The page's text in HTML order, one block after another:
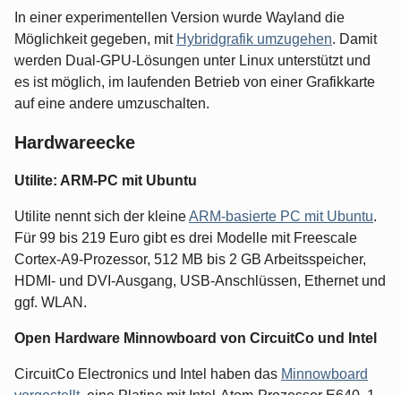
In einer experimentellen Version wurde Wayland die
Möglichkeit gegeben, mit Hybridgrafik umzugehen. Damit
werden Dual-GPU-Lösungen unter Linux unterstützt und
es ist möglich, im laufenden Betrieb von einer Grafikkarte
auf eine andere umzuschalten.
Hardwareecke
Utilite: ARM-PC mit Ubuntu
Utilite nennt sich der kleineARM-basierte PC mit Ubuntu.
Für 99 bis 219 Euro gibt es drei Modelle mit Freescale
Cortex-A9-Prozessor, 512 MB bis 2 GB Arbeitsspeicher,
HDMI- und DVI-Ausgang, USB-Anschlüssen, Ethernet und
ggf. WLAN.
Open Hardware Minnowboard von CircuitCo und Intel
CircuitCo Electronics und Intel haben das Minnowboard